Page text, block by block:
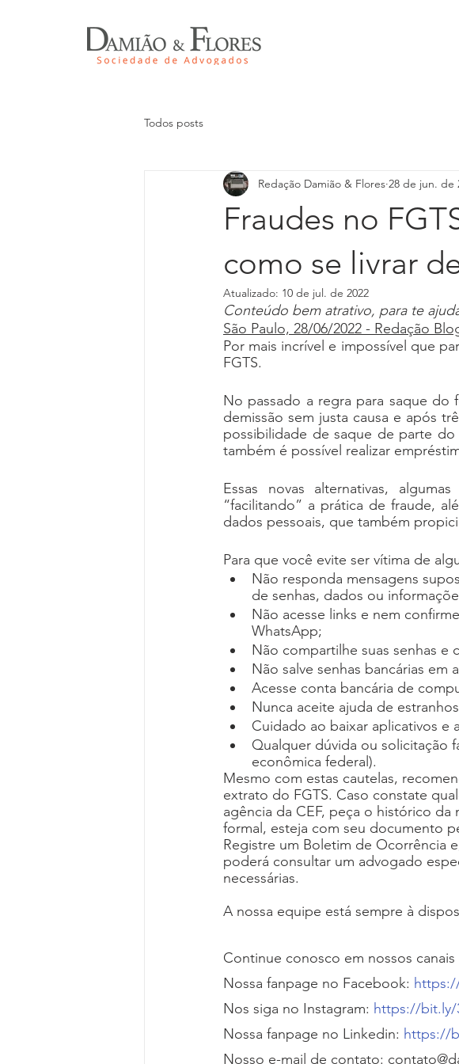
Todos posts
Fraudes no
como se livrar
Redação Damião & Flores 28 de jun. de
Atualizado: 10 de jul. de 2022
Conteúdo bem atrativo, para te
São Paulo, 28/06/2022 - Redação
Por mais incrível e impossível que
FGTS.
No passado a regra para saque do
demissão sem justa causa e após
possibilidade de saque de parte do
também é possível realizar
Essas novas alternativas,
“facilitando” a prática de fraude,
dados pessoais, que também
Para que você evite ser vítima de
Não responda mensagens
de senhas, dados ou
Não acesse links e nem
WhatsApp;
Não compartilhe suas senhas e
Não salve senhas bancárias
Acesse conta bancária de
Nunca aceite ajuda de
Cuidado ao baixar aplicativos e
Qualquer dúvida ou solicitação
econômica federal).
Mesmo com estas cautelas,
extrato do FGTS. Caso constate
agência da CEF, peça o histórico
formal, esteja com seu documento
Registre um Boletim de Ocorrência
poderá consultar um advogado
necessárias.
A nossa equipe está sempre à
Continue conosco em nossos
Nossa fanpage no Facebook:
Nos siga no Instagram: https://bit.ly/
Nossa fanpage no Linkedin: https://
Nosso e-mail de contato: